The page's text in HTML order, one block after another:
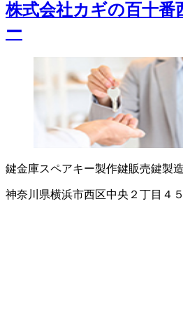
株式会社カギの百十番
ー
鍵金庫スペアキー製作鍵販売鍵製造
神奈川県横浜市西区中央２丁目４